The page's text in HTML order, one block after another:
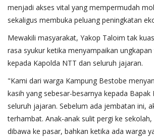
menjadi akses vital yang mempermudah
sekaligus membuka peluang peningkatan
Mewakili masyarakat, Yakop Taloim tak
rasa syukur ketika menyampaikan
kepada Kapolda NTT dan seluruh jajaran.
"Kami dari warga Kampung Bestobe
kasih yang sebesar-besarnya kepada Bapak
seluruh jajaran. Sebelum ada jembatan ini,
terhambat. Anak-anak sulit pergi ke
dibawa ke pasar, bahkan ketika ada warga